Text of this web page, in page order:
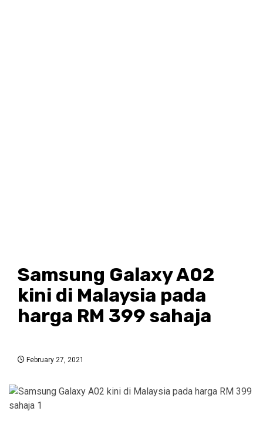
Samsung Galaxy A02
kini di Malaysia pada
harga RM 399 sahaja
February 27, 2021